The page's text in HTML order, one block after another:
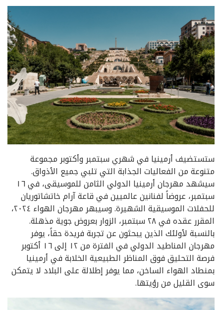
ستستضيف أرمينيا في شهري سبتمبر وأكتوبر مجموعة
متنوعة من الفعاليات الجذابة التي تلبي جميع الأذواق.
سيشهد مهرجان أرمينيا الدولي الثامن للموسيقى، في ١٦
سبتمبر، عروضاً لفنانين عالميين في قاعة آرام خاتشاتوريان
للحفلات الموسيقية الشهيرة. وسيبهر مهرجان الهواء ٢٠٢٤،
المقرر عقده في ٢٨ سبتمبر، الزوار بعروض جوية مذهلة.
بالنسبة لأولئك الذين يبحثون عن تجربة فريدة حقاً، يوفر
مهرجان المناطيد الدولي في الفترة من ١٢ إلى ١٦ أكتوبر
فرصة التحليق فوق المناظر الطبيعية الخلابة في أرمينيا
بمنطاد الهواء الساخن، مما يوفر إطلالة على البلاد لا يتمكن
سوى القليل من رؤيتها.